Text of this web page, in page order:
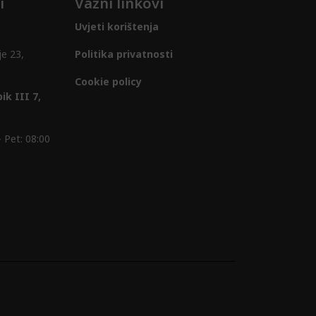
23,
III 7,
Pet: 08:00
Uvjeti korištenja
Politika privatnosti
Cookie policy